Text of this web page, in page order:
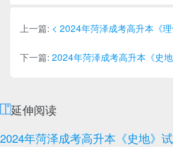
黄
师
上一篇: < 2024年菏泽成考高升本《
下一篇:2024年菏泽成考高升本《史
延伸阅读
2024年菏泽成考高升本《史地》试